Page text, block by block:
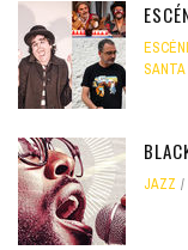
SANTA
JAZZ